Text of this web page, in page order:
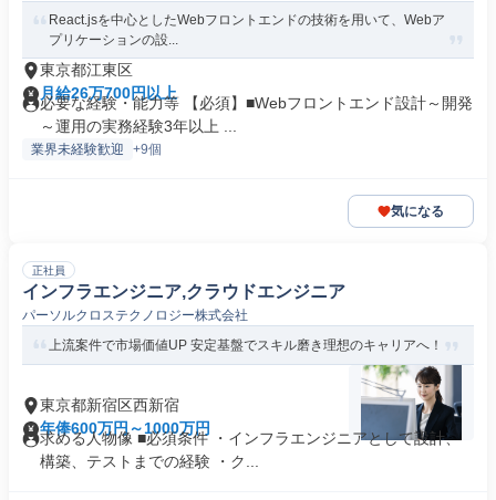
React.jsを中心としたWebフロントエンドの技術を用いて、Webア
プリケーションの設...
東京都江東区
月給26万700円以上
必要な経験・能力等 【必須】■Webフロントエンド設計～開発
～運用の実務経験3年以上 ...
業界未経験歓迎 +9個
気になる
正社員
インフラエンジニア,クラウドエンジニア
パーソルクロステクノロジー株式会社
上流案件で市場価値UP 安定基盤でスキル磨き理想のキャリアへ！
東京都新宿区西新宿
年俸600万円～1000万円
求める人物像 ■必須条件 ・インフラエンジニアとして設計、
構築、テストまでの経験 ・ク...